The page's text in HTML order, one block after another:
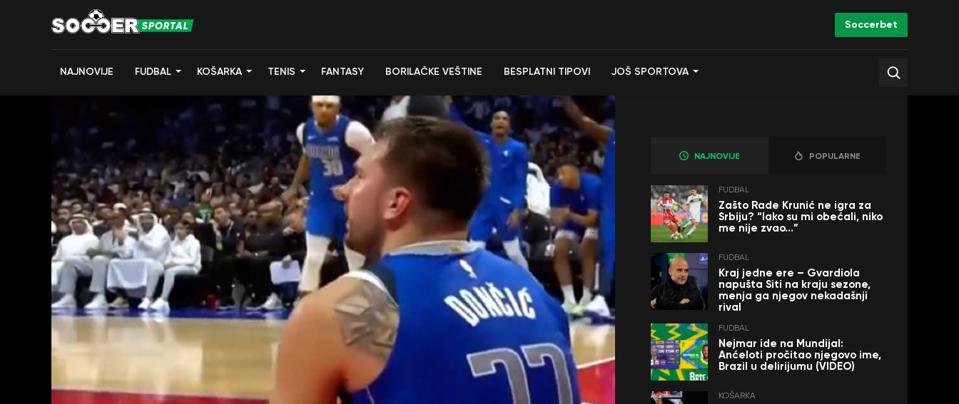
Soccerbet
NAJNOVIJE FUDBAL KOŠARKA TENIS FANTASY BORILAČKE VEŠTINE BESPLATNI TIPOVI JOŠ SPORTOVA
NAJNOVIJE POPULARNE
FUDBAL
Zašto Rade Krunić ne igra za
Srbiju? “Iako su mi obećali, niko
me nije zvao…”
FUDBAL
Kraj jedne ere – Gvardiola
napušta Siti na kraju sezone,
menja ga njegov nekadašnji
rival
FUDBAL
Nejmar ide na Mundijal:
Anćeloti pročitao njegovo ime,
Brazil u delirijumu (VIDEO)
KOŠARKA